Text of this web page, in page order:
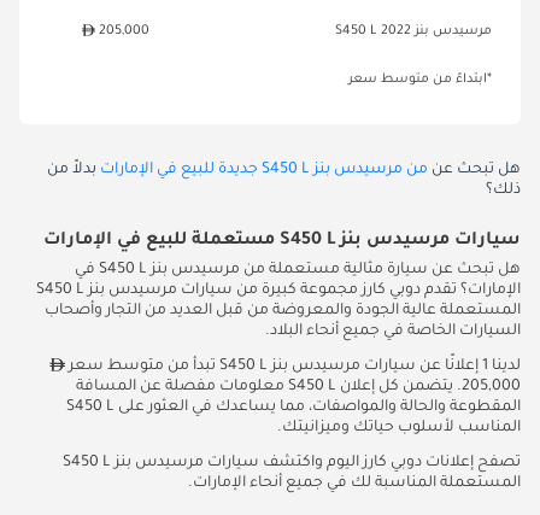
مرسيدس بنز S450 L 2022 205,000
*ابتداءً من متوسط سعر
هل تبحث عن من مرسيدس بنز S450 L جديدة للبيع في الإمارات
بدلاً من
ذلك؟
سيارات مرسيدس بنز S450 L مستعملة للبيع في الإمارات
هل تبحث عن سيارة مثالية مستعملة من مرسيدس بنز S450 L في
الإمارات؟ تقدم دوبي كارز مجموعة كبيرة من سيارات مرسيدس بنز S450 L
المستعملة عالية الجودة والمعروضة من قبل العديد من التجار وأصحاب
السيارات الخاصة في جميع أنحاء البلاد.
لدينا 1 إعلانًا عن سيارات مرسيدس بنز S450 L تبدأ من متوسط سعر
205,000. يتضمن كل إعلان S450 L معلومات مفصلة عن المسافة
المقطوعة والحالة والمواصفات، مما يساعدك في العثور على S450 L
المناسب لأسلوب حياتك وميزانيتك.
تصفح إعلانات دوبي كارز اليوم واكتشف سيارات مرسيدس بنز S450 L
المستعملة المناسبة لك في جميع أنحاء الإمارات.